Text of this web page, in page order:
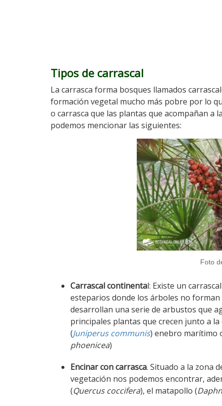
Tipos de carrascal
La carrasca forma bosques llamados
formación vegetal mucho más pobre por lo
o carrasca que las plantas que acompañan a
podemos mencionar las siguientes:
Foto
Carrascal continental: Existe un
esteparios donde los árboles no
desarrollan una serie de arbustos que
principales plantas que crecen junto a
(Juniperus communis) enebro marítimo
phoenicea)
Encinar con carrasca. Situado a la zona
vegetación nos podemos encontrar,
(Quercus coccifera), el matapollo (